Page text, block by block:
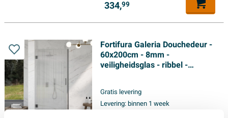
334,99
Fortifura Galeria Douchedeur -
60x200cm - 8mm -
veiligheidsglas - ribbel -
Gratis levering
Levering:binnen 1 week